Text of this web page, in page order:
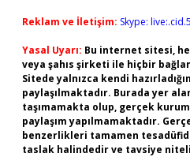
Reklam ve İletişim: Skype:
Yasal Uyarı: Bu internet sitesi,
veya şahıs şirketi ile hiçbir
Sitede yalnızca kendi
paylaşılmaktadır. Burada yer
taşımamakta olup, gerçek
paylaşım yapılmamaktadır.
benzerlikleri tamamen
taslak halindedir ve tavsiye